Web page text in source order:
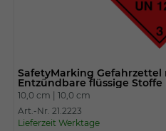
SafetyMarking Gefahrzettel
Entzündbare flüssige Stoffe
10,0 cm | 10,0 cm
Art.-Nr. 21.2223
Lieferzeit Werktage